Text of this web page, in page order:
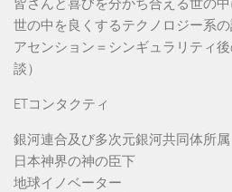
皆さんと喜びを分かち合える世の
世の中を良くするテクノロジー系の
アセンション＝シンギュラリティ
談）
ETコンタクティ
銀河連合及び多次元銀河共同体所属
日本神界の神の臣下
地球イノベーター